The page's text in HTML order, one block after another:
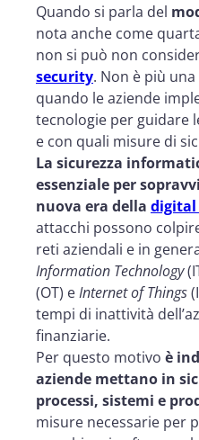
Quando si parla del
nota anche come
non si può non
security. Non è più
quando le aziende
tecnologie per guidare
e con quali misure di
La sicurezza
essenziale per
nuova era della
attacchi possono
reti aziendali e in
Information Technology
(OT) eInternet of Things
tempi di inattività
finanziarie.
Per questo motivo è
aziende mettano in
processi, sistemi e
misure necessarie per